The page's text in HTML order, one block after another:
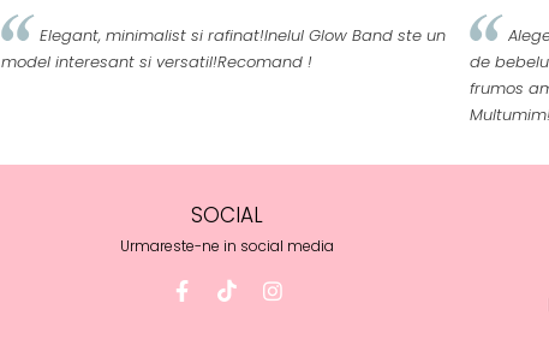
Elegant, minimalist si rafinat!Inelul Glow Band ste un
model interesant si versatil!Recomand !
de
frumos
SOCIAL
Urmareste-ne in social media